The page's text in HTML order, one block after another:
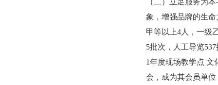
（二）立足服务为
象，增强品牌的生
甲等以上4人，一级
5批次，人工导览
1年度现场教学点 文
会，成为其会员单